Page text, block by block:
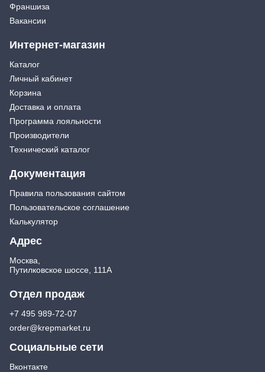
Франшиза
Вакансии
Интернет-магазин
Каталог
Личный кабинет
Корзина
Доставка и оплата
Программа лояльности
Производители
Технический каталог
Документация
Правила пользования сайтом
Пользовательское соглашение
Калькулятор
Адрес
Москва,
Путилковское шоссе, 111А
Отдел продаж
+7 495 989-72-07
order@krepmarket.ru
Социальные сети
Вконтакте